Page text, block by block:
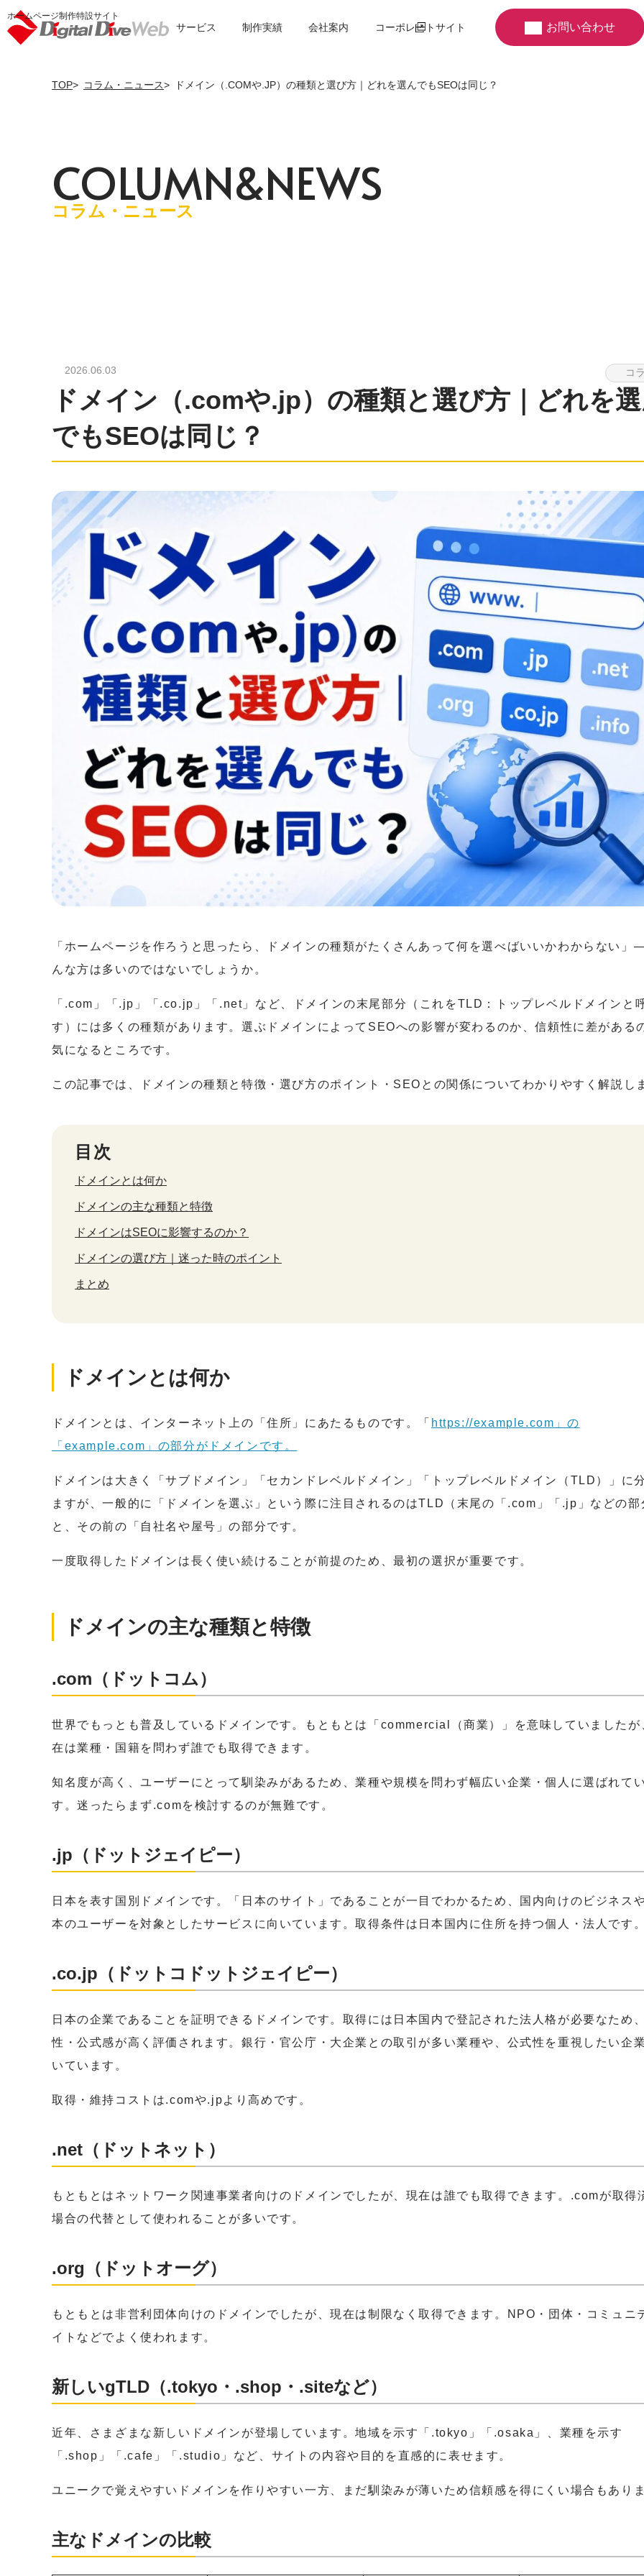
ホームページ制作特設サイト
サービス 制作実績 会社案内 コーポレートサイト お問い合わせ
TOP コラム・ニュース ドメイン（.COMや.JP）の種類と選び方｜どれを選んでもSEOは同じ？
COLUMN&NEWS
コラム・ニュース
2026.06.03 コ
ドメイン（.comや.jp）の種類と選び方｜どれを
でもSEOは同じ？
「ホームページを作ろうと思ったら、ドメインの種類がたくさんあって何を選べばいいかわからない
んな方は多いのではないでしょうか。
「.com」「.jp」「.co.jp」「.net」など、ドメインの末尾部分（これをTLD：トップレベルドメインと
す）には多くの種類があります。選ぶドメインによってSEOへの影響が変わるのか、信頼性に差がある
気になるところです。
この記事では、ドメインの種類と特徴・選び方のポイント・SEOとの関係についてわかりやすく解説し
目次
ドメインとは何か
ドメインの主な種類と特徴
ドメインはSEOに影響するのか？
ドメインの選び方｜迷った時のポイント
まとめ
ドメインとは何か
ドメインとは、インターネット上の「住所」にあたるものです。「 https://example.com」の
「example.com」の部分がドメインです。
ドメインは大きく「サブドメイン」「セカンドレベルドメイン」「トップレベルドメイン（TLD）」に
ますが、一般的に「ドメインを選ぶ」という際に注目されるのはTLD（末尾の「.com」「.jp」などの部
と、その前の「自社名や屋号」の部分です。
一度取得したドメインは長く使い続けることが前提のため、最初の選択が重要です。
ドメインの主な種類と特徴
.com（ドットコム）
世界でもっとも普及しているドメインです。もともとは「commercial（商業）」を意味していましたが
在は業種・国籍を問わず誰でも取得できます。
知名度が高く、ユーザーにとって馴染みがあるため、業種や規模を問わず幅広い企業・個人に選ばれて
す。迷ったらまず.comを検討するのが無難です。
.jp（ドットジェイピー）
日本を表す国別ドメインです。「日本のサイト」であることが一目でわかるため、国内向けのビジネス
本のユーザーを対象としたサービスに向いています。取得条件は日本国内に住所を持つ個人・法人です。
.co.jp（ドットコドットジェイピー）
日本の企業であることを証明できるドメインです。取得には日本国内で登記された法人格が必要なため
性・公式感が高く評価されます。銀行・官公庁・大企業との取引が多い業種や、公式性を重視したい企
いています。
取得・維持コストは.comや.jpより高めです。
.net（ドットネット）
もともとはネットワーク関連事業者向けのドメインでしたが、現在は誰でも取得できます。.comが取得
場合の代替として使われることが多いです。
.org（ドットオーグ）
もともとは非営利団体向けのドメインでしたが、現在は制限なく取得できます。NPO・団体・コミュニ
イトなどでよく使われます。
新しいgTLD（.tokyo・.shop・.siteなど）
近年、さまざまな新しいドメインが登場しています。地域を示す「.tokyo」「.osaka」、業種を示す
「.shop」「.cafe」「.studio」など、サイトの内容や目的を直感的に表せます。
ユニークで覚えやすいドメインを作りやすい一方、まだ馴染みが薄いため信頼感を得にくい場合もありま
主なドメインの比較